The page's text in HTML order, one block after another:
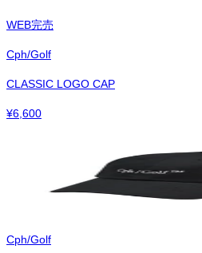
WEB完売
Cph/Golf
CLASSIC LOGO CAP
¥6,600
Cph/Golf